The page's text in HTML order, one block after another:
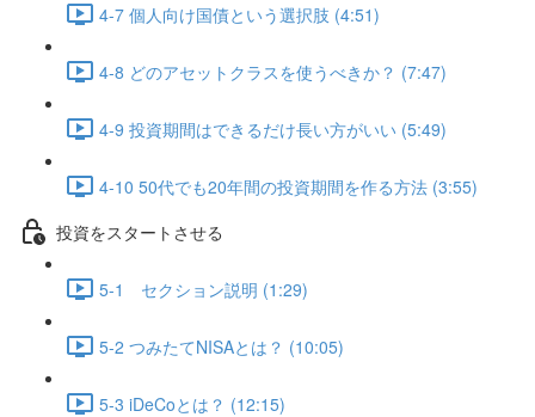
4-7 個人向け国債という選択肢 (4:51)
4-8 どのアセットクラスを使うべきか？ (7:47)
4-9 投資期間はできるだけ長い方がいい (5:49)
4-10 50代でも20年間の投資期間を作る方法 (3:55)
投資をスタートさせる
5-1 セクション説明 (1:29)
5-2 つみたてNISAとは？ (10:05)
5-3 iDeCoとは？ (12:15)